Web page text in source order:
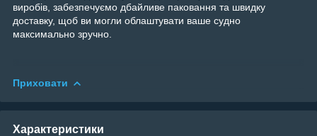
виробів, забезпечуємо дбайливе паковання та швидку
доставку, щоб ви могли облаштувати ваше судно
максимально зручно.
Приховати
Характеристики